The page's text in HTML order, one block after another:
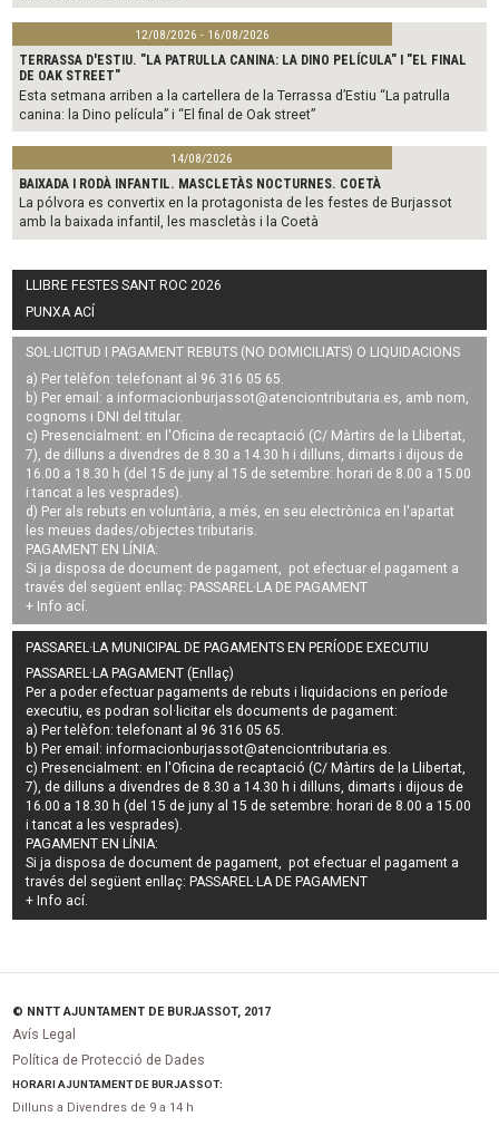
12/08/2026 - 16/08/2026
TERRASSA D'ESTIU. "LA PATRULLA CANINA: LA DINO PELÍCULA" I "EL FINAL
DE OAK STREET"
Esta setmana arriben a la cartellera de la Terrassa d’Estiu “La patrulla
canina: la Dino película” i “El final de Oak street”
14/08/2026
BAIXADA I RODÀ INFANTIL. MASCLETÀS NOCTURNES. COETÀ
La pólvora es convertix en la protagonista de les festes de Burjassot
amb la baixada infantil, les mascletàs i la Coetà
LLIBRE FESTES SANT ROC 2026
PUNXA ACÍ
SOL·LICITUD I PAGAMENT REBUTS (NO DOMICILIATS) O LIQUIDACIONS
a) Per telèfon: telefonant al 96 316 05 65.
b) Per email: a informacionburjassot@atenciontributaria.es, amb nom,
cognoms i DNI del titular.
c) Presencialment: en l'Oficina de recaptació (C/ Màrtirs de la Llibertat,
7), de dilluns a divendres de 8.30 a 14.30 h i dilluns, dimarts i dijous de
16.00 a 18.30 h (del 15 de juny al 15 de setembre: horari de 8.00 a 15.00
i tancat a les vesprades).
d) Per als rebuts en voluntària, a més, en seu electrònica en l'apartat
les meues dades/objectes tributaris.
PAGAMENT EN LÍNIA:
Si ja disposa de document de pagament, pot efectuar el pagament a
través del següent enllaç: PASSAREL·LA DE PAGAMENT
+ Info ací.
PASSAREL·LA MUNICIPAL DE PAGAMENTS EN PERÍODE EXECUTIU
PASSAREL·LA PAGAMENT (Enllaç)
Per a poder efectuar pagaments derebuts i liquidacions en període
executiu, es podran sol·licitar els documents de pagament:
a) Per telèfon: telefonant al 96 316 05 65.
b) Per email:informacionburjassot@atenciontributaria.es.
c) Presencialment: en l'Oficina de recaptació (C/ Màrtirs de la Llibertat,
7), de dilluns a divendres de 8.30 a 14.30 h i dilluns, dimarts i dijous de
16.00 a 18.30 h (del 15 de juny al 15 de setembre: horari de 8.00 a 15.00
i tancat a les vesprades).
PAGAMENT EN LÍNIA:
Si ja disposa de document de pagament, pot efectuar el pagament a
través del següent enllaç: PASSAREL·LA DE PAGAMENT
+ Info ací.
© NNTT AJUNTAMENT DE BURJASSOT, 2017
Avís Legal
Política de Protecció de Dades
HORARI AJUNTAMENT DE BURJASSOT:
Dilluns a Divendres de 9 a 14 h